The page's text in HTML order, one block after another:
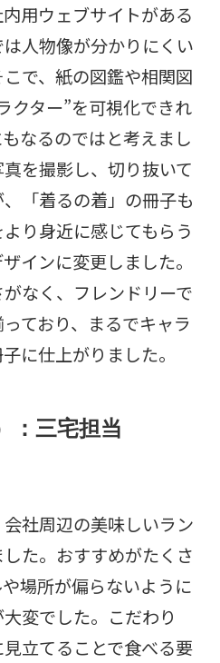
用ウェブサイトがある
人物像が分かりにくい
で、紙の図鑑や相関図
クター”を可視化できれ
なるのではと考えまし
を撮影し、切り抜いて
「着るの着」の冊子も
り身近に感じてもらう
インに変更しました。
なく、フレンドリーで
ており、まるでキャラ
に仕上がりました。
：三宅担当
社周辺の美味しいラン
た。おすすめがたくさ
場所が偏らないように
変でした。こだわり
立てることで食べる要